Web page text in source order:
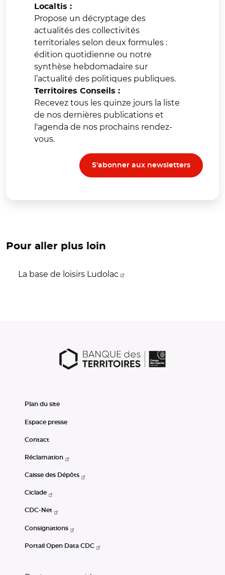
Localtis :
Propose un décryptage des
actualités des collectivités
territoriales selon deux formules :
édition quotidienne ou notre
synthèse hebdomadaire sur
l’actualité des politiques publiques.
Territoires Conseils :
Recevez tous les quinze jours la liste
de nos dernières publications et
l'agenda de nos prochains rendez-
vous.
S'abonner aux newsletters
Pour aller plus loin
La base de loisirs Ludolac
Plan du site
Espace presse
Contact
Réclamation
Caisse des Dépôts
Ciclade
CDC-Net
Consignations
Portail Open Data CDC